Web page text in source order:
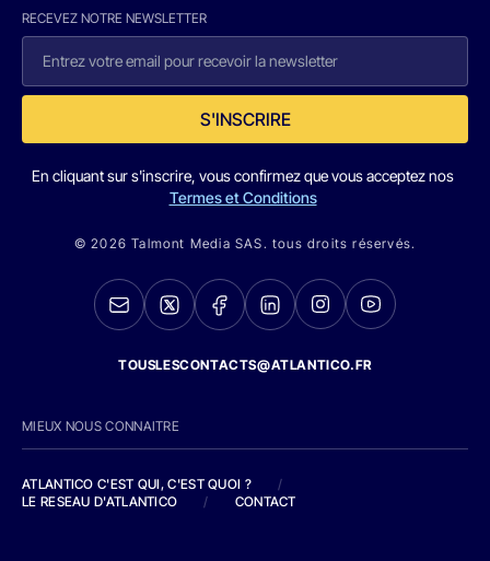
RECEVEZ NOTRE NEWSLETTER
S'INSCRIRE
En cliquant sur s'inscrire, vous confirmez que vous acceptez nos
Termes et Conditions
© 2026 Talmont Media SAS. tous droits réservés.
TOUSLESCONTACTS@ATLANTICO.FR
MIEUX NOUS CONNAITRE
ATLANTICO C'EST QUI, C'EST QUOI ?
/
LE RESEAU D'ATLANTICO
/ CONTACT